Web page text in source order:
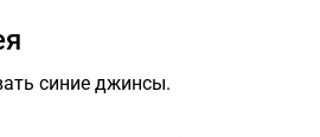
синие джинсы.